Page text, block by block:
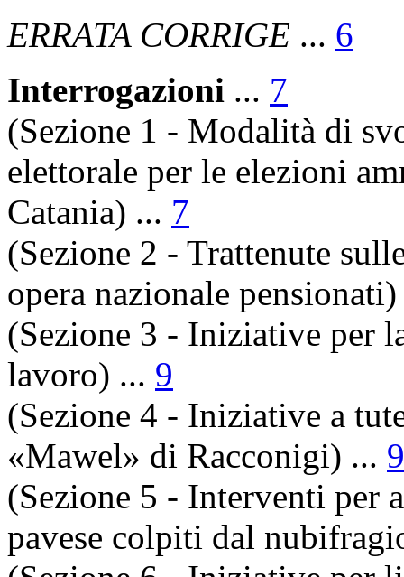
ERRATA CORRIGE ... 6
Interrogazioni ... 7
(Sezione 1 - Modalità di
elettorale per le elezioni
Catania) ... 7
(Sezione 2 - Trattenute
opera nazionale
(Sezione 3 - Iniziative per
lavoro) ... 9
(Sezione 4 - Iniziative a
«Mawel» di Racconigi) ... 9
(Sezione 5 - Interventi per
pavese colpiti dal